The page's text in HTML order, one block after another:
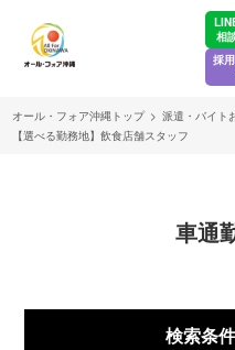
相
採
オール・フォア沖縄トップ > 派遣・バイト
【選べる勤務地】飲食店舗スタッフ
車通
検索条